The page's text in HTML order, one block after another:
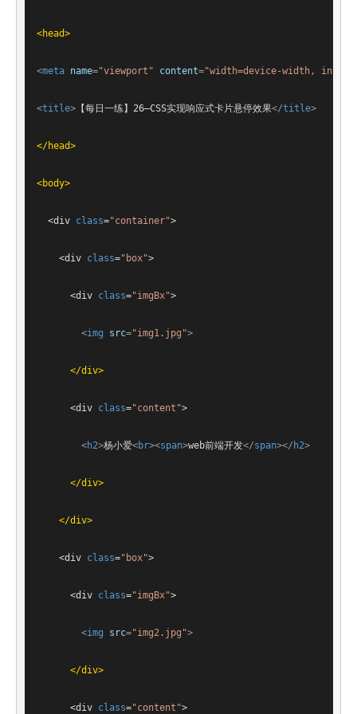
<head>
<meta name="viewport" content="width=device-width,
<title>【每日一练】26—CSS实现响应式卡片悬停效果</title>
</head>
<body>
<div class="container">
<div class="box">
<div class="imgBx">
<img src="img1.jpg">
</div>
<div class="content">
<h2>杨小爱<br><span>web前端开发</span></ h2>
</div>
</div>
<div class="box">
<div class="imgBx">
<img src="img2.jpg">
</div>
<div class="content">